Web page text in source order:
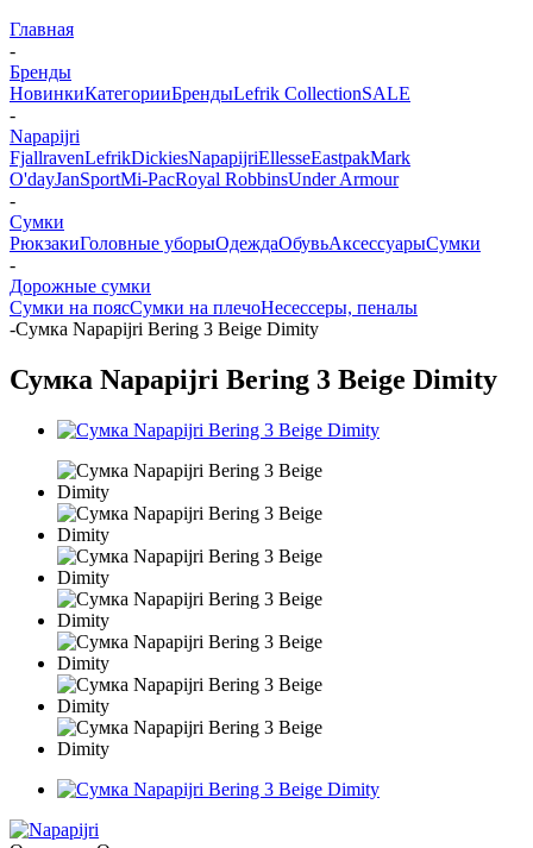
Главная
-
Бренды
НовинкиКатегорииБрендыLefrik CollectionSALE
-
Napapijri
FjallravenLefrikDickiesNapapijriEllesseEastpakMark
O'dayJanSportMi-PacRoyal RobbinsUnder Armour
-
Сумки
РюкзакиГоловные уборыОдеждаОбувьАксессуарыСумки
-
Дорожные сумки
Сумки на поясСумки на плечоНесесcеры, пеналы
-Сумка Napapijri Bering 3 Beige Dimity
Сумка Napapijri Bering 3 Beige Dimity